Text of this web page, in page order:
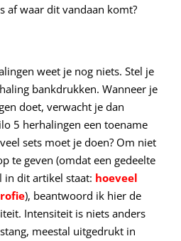
af waar dit vandaan komt?
weet je nog niets. Stel je
bankdrukken. Wanneer je
doet, verwacht je dan
5 herhalingen een toename
sets moet je doen? Om niet
te geven (omdat een gedeelte
in dit artikel staat: hoeveel
), beantwoord ik hier de
Intensiteit is niets anders
meestal uitgedrukt in